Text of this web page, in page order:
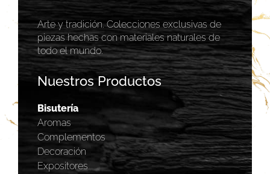
Arte y tradición. Colecciones exclusivas de
piezas hechas con materiales naturales de
todo el mundo.
Nuestros Productos
Bisutería
Aromas
Complementos
Decoración
Expositores